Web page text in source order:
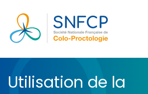
Utilisation de la